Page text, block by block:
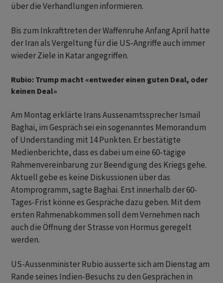
über die Verhandlungen informieren.
Bis zum Inkrafttreten der Waffenruhe Anfang April hatte
der Iran als Vergeltung für die US-Angriffe auch immer
wieder Ziele in Katar angegriffen.
Rubio: Trump macht «entweder einen guten Deal, oder
keinen Deal»
Am Montag erklärte Irans Aussenamtssprecher Ismail
Baghai, im Gespräch sei ein sogenanntes Memorandum
of Understanding mit 14 Punkten. Er bestätigte
Medienberichte, dass es dabei um eine 60-tägige
Rahmenvereinbarung zur Beendigung des Kriegs gehe.
Aktuell gebe es keine Diskussionen über das
Atomprogramm, sagte Baghai. Erst innerhalb der 60-
Tages-Frist könne es Gespräche dazu geben. Mit dem
ersten Rahmenabkommen soll dem Vernehmen nach
auch die Öffnung der Strasse von Hormus geregelt
werden.
US-Aussenminister Rubio äusserte sich am Dienstag am
Rande seines Indien-Besuchs zu den Gesprächen in